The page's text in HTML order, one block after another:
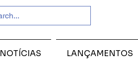
NOTÍCIAS LANÇAMENTOS